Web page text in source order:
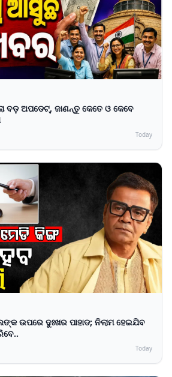
ବଡ଼ ଅପଡେଟ୍, ଜାଣନ୍ତୁ କେତେ ଓ କେବେ
Today
ଉପରେ ଦୁଃଖର ପାହାଡ; ନିଲାମ ହେଇଯିବ
Today